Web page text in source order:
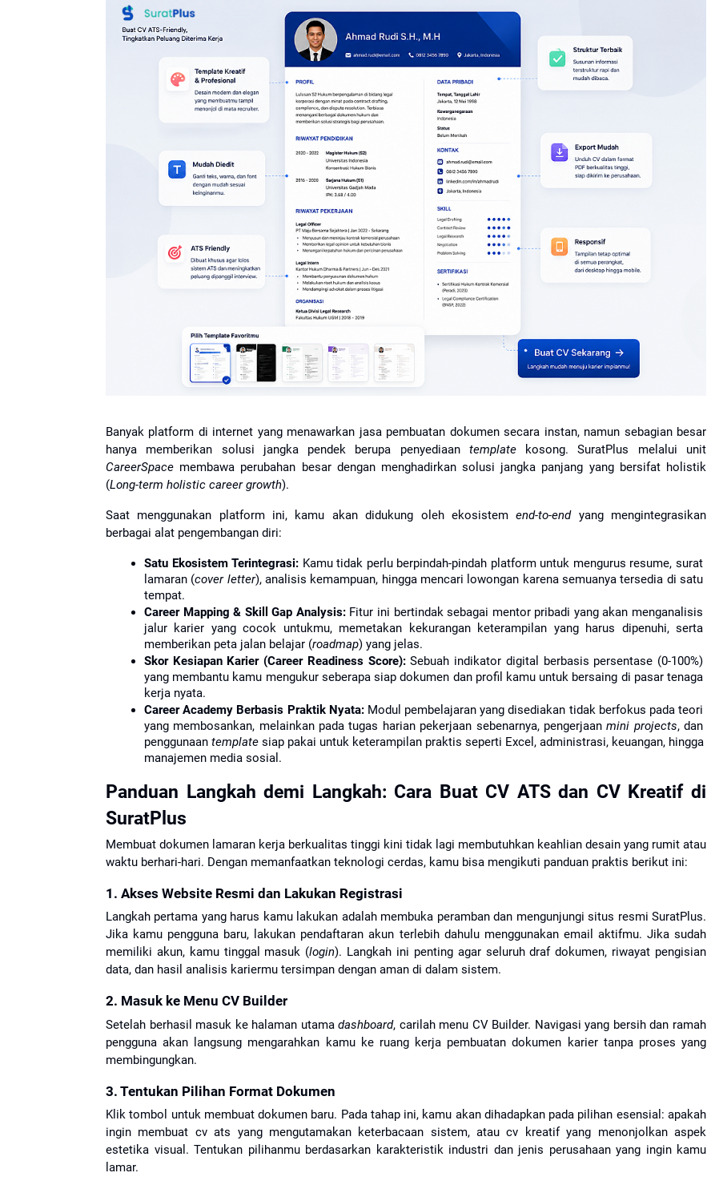
Banyak platform di internet yang menawarkan jasa pembuatan dokumen secara instan, namun sebagian besar
hanya memberikan solusi jangka pendek berupa penyediaan template
CareerSpace membawa perubahan besar dengan menghadirkan solusi jangka panjang yang bersifat holistik
(Long-term holistic career growth).
Saat menggunakan platform ini, kamu akan didukung oleh ekosistem end-to-end yang mengintegrasikan
berbagai alat pengembangan diri:
Satu Ekosistem Terintegrasi: Kamu tidak perlu berpindah-pindah platform untuk mengurus resume, surat
lamaran (cover letter), analisis kemampuan, hingga mencari lowongan karena semuanya tersedia di satu
tempat.
Career Mapping & Skill Gap Analysis: Fitur ini bertindak sebagai mentor pribadi yang akan menganalisis
jalur karier yang cocok untukmu, memetakan kekurangan keterampilan yang harus dipenuhi, serta
memberikan peta jalan belajar (roadmap) yang jelas.
Skor Kesiapan Karier (Career Readiness Score): Sebuah indikator digital berbasis persentase (0-100%)
yang membantu kamu mengukur seberapa siap dokumen dan profil kamu untuk bersaing di pasar tenaga
kerja nyata.
Career Academy Berbasis Praktik Nyata: Modul pembelajaran yang disediakan tidak berfokus pada teori
yang membosankan, melainkan pada tugas harian pekerjaan sebenarnya, pengerjaan mini projects, dan
penggunaan template siap pakai untuk keterampilan praktis seperti Excel, administrasi, keuangan, hingga
manajemen media sosial.
Panduan Langkah demi Langkah: Cara Buat CV ATS dan CV Kreatif di
SuratPlus
Membuat dokumen lamaran kerja berkualitas tinggi kini tidak lagi membutuhkan keahlian desain yang rumit atau
waktu berhari-hari. Dengan memanfaatkan teknologi cerdas, kamu bisa mengikuti panduan praktis berikut ini:
1. Akses Website Resmi dan Lakukan Registrasi
Langkah pertama yang harus kamu lakukan adalah membuka peramban dan mengunjungi situs resmi SuratPlus.
Jika kamu pengguna baru, lakukan pendaftaran akun terlebih dahulu menggunakan email aktifmu. Jika sudah
memiliki akun, kamu tinggal masuk (login). Langkah ini penting agar seluruh draf dokumen, riwayat pengisian
data, dan hasil analisis kariermu tersimpan dengan aman di dalam sistem.
2. Masuk ke Menu CV Builder
Setelah berhasil masuk ke halaman utama dashboard, carilah menu CV Builder. Navigasi yang bersih dan ramah
pengguna akan langsung mengarahkan kamu ke ruang kerja pembuatan dokumen karier tanpa proses yang
membingungkan.
3. Tentukan Pilihan Format Dokumen
Klik tombol untuk membuat dokumen baru. Pada tahap ini, kamu akan dihadapkan pada pilihan esensial: apakah
ingin membuat cv ats yang mengutamakan keterbacaan sistem, atau cv kreatif yang menonjolkan aspek
estetika visual. Tentukan pilihanmu berdasarkan karakteristik industri dan jenis perusahaan yang ingin kamu
lamar.